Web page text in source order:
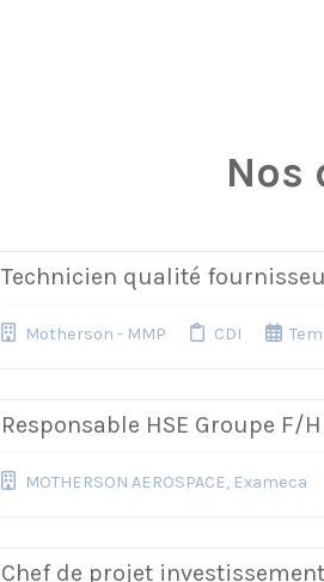
Nos
Technicien qualité
Motherson - MMP CDI
Responsable HSE Groupe F/H
MOTHERSON AEROSPACE, Exameca
Chef de projet